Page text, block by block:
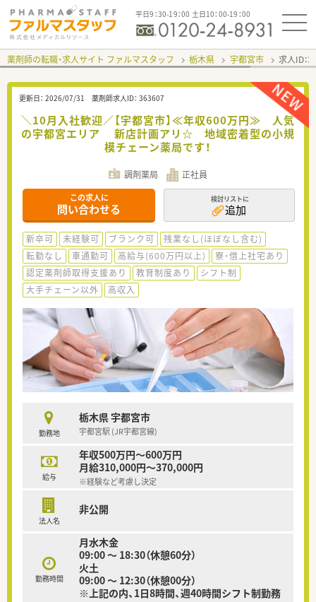
平日9：30-19：00 土日10：00-19：00
薬剤師の転職・求人サイト ファルマスタッフ 栃木県 宇都宮市 求人ID：
更新日： 2026/07/31 薬剤師求人ID： 363607
＼10月入社歓迎／【宇都宮市】≪年収600万円≫ 人気
の宇都宮エリア 新店計画アリ☆ 地域密着型の小規
模チェーン薬局です！
調剤薬局 正社員
この求人に
問い合わせる
検討リストに
追加
新卒可 未経験可 ブランク可
残業なし(ほぼなし含む)
転勤なし
車通勤可 高給与(600万円以上)
寮・借上社宅あり
認定薬剤師取得支援あり
教育制度あり
シフト制
大手チェーン以外
高収入
勤務地
栃木県 宇都宮市
宇都宮駅 (JR宇都宮線)
給与
年収500万円～600万円
月給310,000円～370,000円
※経験など考慮し決定
法人名
非公開
勤務時間
月水木金
09:00 ～ 18:30（休憩60分）
火土
09:00 ～ 12:30（休憩00分）
※上記の内、1日8時間、週40時間シフト制勤務